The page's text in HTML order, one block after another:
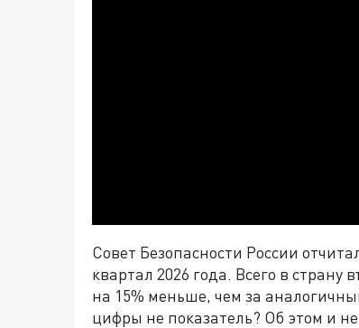
Совет Безопасности России
квартал 2026 года. Всего в
на 15% меньше, чем за
цифры не показатель? Об этом и